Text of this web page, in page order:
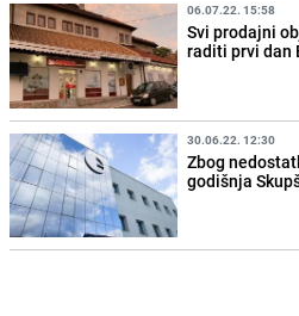
06.07.22. 15:58
Svi prodajni
raditi prvi dan
30.06.22. 12:30
Zbog
godišnja